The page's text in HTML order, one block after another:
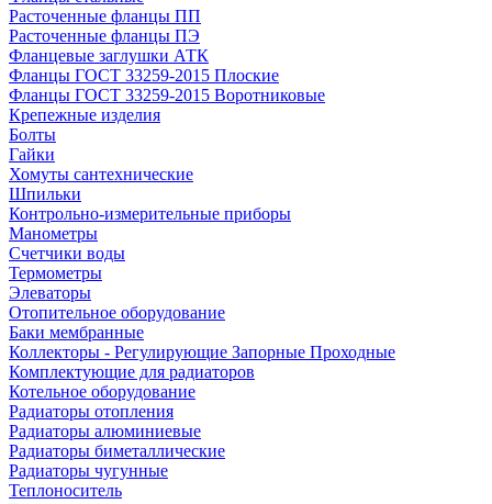
Расточенные фланцы ПП
Расточенные фланцы ПЭ
Фланцевые заглушки АТК
Фланцы ГОСТ 33259-2015 Плоские
Фланцы ГОСТ 33259-2015 Воротниковые
Крепежные изделия
Болты
Гайки
Хомуты сантехнические
Шпильки
Контрольно-измерительные приборы
Манометры
Счетчики воды
Термометры
Элеваторы
Отопительное оборудование
Баки мембранные
Коллекторы - Регулирующие Запорные Проходные
Комплектующие для радиаторов
Котельное оборудование
Радиаторы отопления
Радиаторы алюминиевые
Радиаторы биметаллические
Радиаторы чугунные
Теплоноситель